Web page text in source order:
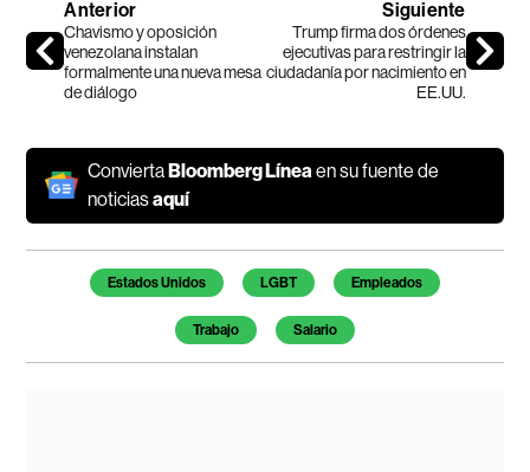
Anterior
Chavismo y oposición
venezolana instalan
formalmente una nueva mesa
de diálogo
Siguiente
Trump firma dos órdenes
ejecutivas para restringir la
ciudadanía por nacimiento en
EE.UU.
ConviertaBloomberg Línea en su fuente de
noticiasaquí
Temas de este artículo
Estados Unidos LGBT Empleados
Trabajo Salario